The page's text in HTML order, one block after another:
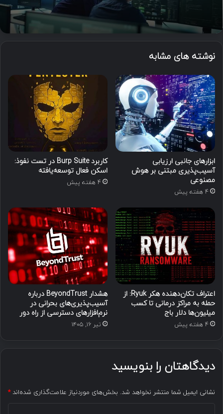
نوشته های مشابه
ابزارهای جانبی ارزیابی
آسیب‌پذیری مبتنی بر هوش
مصنوعی
4 هفته پیش
کاربرد Burp Suite در تست نفوذ:
اسکن فعال توسعه‌یافته
4 هفته پیش
اعتراف تکان‌دهنده هکر Ryuk: از
حمله به مراکز درمانی تا کسب
میلیون‌ها دلار باج
4 هفته پیش
هشدار BeyondTrust درباره
آسیب‌پذیری‌های بحرانی در
نرم‌افزارهای دسترسی از راه دور
تیر ۱۶, ۱۴۰۵
دیدگاهتان را بنویسید
نشانی ایمیل شما منتشر نخواهد شد. بخش‌های موردنیاز علامت‌گذاری شده‌اند*